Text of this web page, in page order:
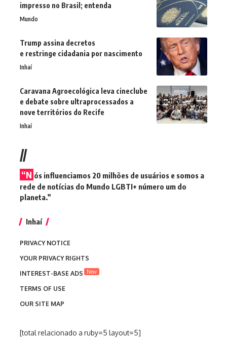
impresso no Brasil; entenda
Mundo
Trump assina decretos
e restringe cidadania por nascimento
Inhaí
Caravana Agroecológica leva cineclube
e debate sobre ultraprocessados a
nove territórios do Recife
Inhaí
//
“N ós influenciamos 20 milhões de usuários e somos a
rede de notícias do Mundo LGBTI+ número um do
planeta.”
Inhaí
PRIVACY NOTICE
YOUR PRIVACY RIGHTS
INTEREST-BASE ADS
New
TERMS OF USE
OUR SITE MAP
[total relacionado a ruby=5 layout=5]